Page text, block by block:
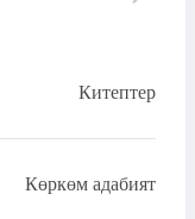
Китептер
Көркөм адабият